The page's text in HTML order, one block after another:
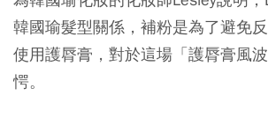
韓國瑜髮型關係，補粉是為了避免
使用護脣膏，對於這場「護脣膏風
愕。